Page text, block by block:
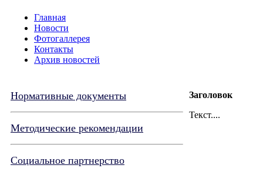
Главная
Новости
Фотогаллерея
Контакты
Архив новостей
Нормативные документы
Методические рекомендации
Социальное партнерство
Заголовок
Текст....